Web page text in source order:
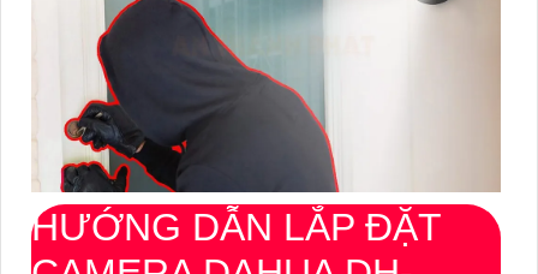
HƯỚNG DẪN LẮP ĐẶT